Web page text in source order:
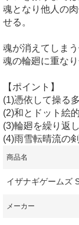
魂となり他人の
せる。
魂が消えてしま
魂の輪廻に重な
【ポイント】
(1)憑依して操る
(2)和とドット絵
(3)輪廻を繰り返
(4)雨雪転晴流の
商品名
イザナギゲームズ
メーカー